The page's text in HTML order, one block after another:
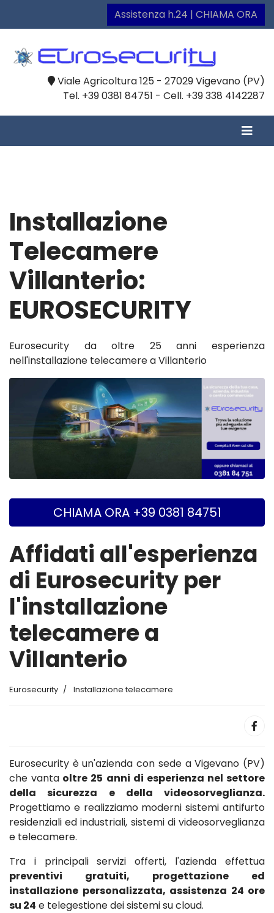
Assistenza h.24 | CHIAMA ORA
Viale Agricoltura 125 - 27029 Vigevano (PV)
Tel. +39 0381 84751 - Cell. +39 338 4142287
Installazione
Telecamere
Villanterio:
EUROSECURITY
Eurosecurity da oltre 25 anni esperienza
nell'installazione telecamere a Villanterio
CHIAMA ORA +39 0381 84751
Affidati all'esperienza
di Eurosecurity per
l'installazione
telecamere a
Villanterio
Eurosecurity Installazione telecamere
Eurosecurity è un'azienda con sede a Vigevano (PV)
che vanta oltre 25 anni di esperienza nel settore
della sicurezza e della videosorveglianza.
Progettiamo e realizziamo moderni sistemi antifurto
residenziali ed industriali, sistemi di videosorveglianza
e telecamere.
Tra i principali servizi offerti, l'azienda effettua
preventivi gratuiti, progettazione ed
installazione personalizzata, assistenza 24 ore
su 24 e telegestione dei sistemi su cloud.